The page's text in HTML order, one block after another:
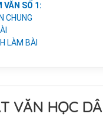
VĂN SỐ 1:
CHUNG
LÀM BÀI
VĂN HỌC